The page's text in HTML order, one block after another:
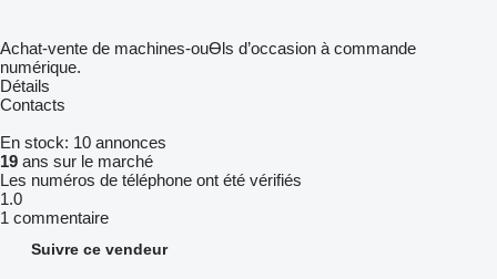
Achat-vente de machines-ouƟls d’occasion à commande
numérique.
Détails
Contacts
En stock: 10 annonces
19 ans sur le marché
Les numéros de téléphone ont été vérifiés
1.0
1 commentaire
Suivre ce vendeur